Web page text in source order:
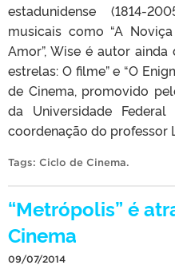
estadunidense (1814-
musicais como “A
Amor”, Wise é autor
estrelas: O filme” e “O
de Cinema, promovido
da Universidade
coordenação do professor
Tags: Ciclo de Cinema.
“Metrópolis” é
Cinema
09/07/2014